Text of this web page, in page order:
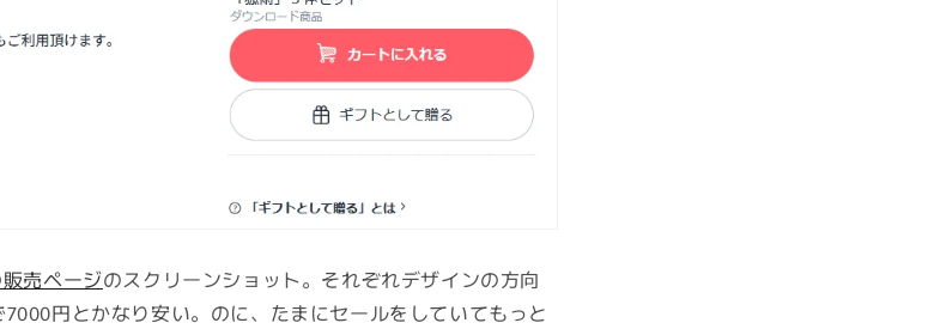
売ページのスクリーンショット。それぞれデザインの方向
円とかなり安い。のに、たまにセールをしていてもっと